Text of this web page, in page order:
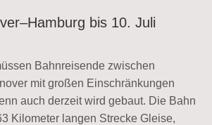
bis 10. Juli
Bahnreisende zwischen
mit großen Einschränkungen
auch derzeit wird gebaut. Die Bahn
Kilometer langen Strecke Gleise,